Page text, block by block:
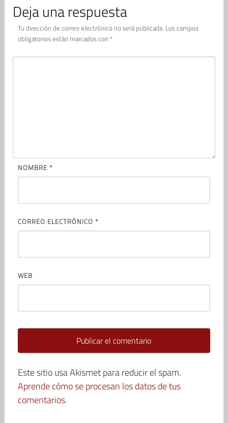
Deja una respuesta
Tu dirección de correo electrónico no será publicada. Los campos
obligatorios están marcados con *
NOMBRE *
CORREO ELECTRÓNICO *
WEB
Este sitio usa Akismet para reducir el spam.
Aprende cómo se procesan los datos de tus
comentarios.